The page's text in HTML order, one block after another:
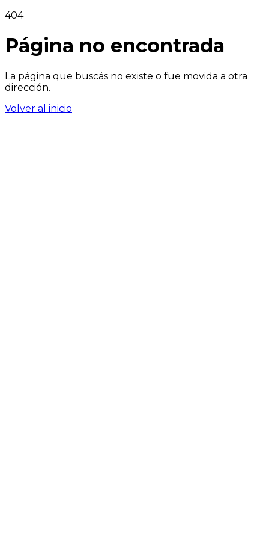
404
Página no encontrada
La página que buscás no existe o fue movida a otra
dirección.
Volver al inicio